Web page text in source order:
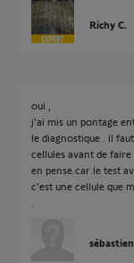
Richy C.
oui ,
j'ai mis un pontage
le diagnostique . il
cellules avant de
en pense.car le test
c'est une cellule que
sébastien